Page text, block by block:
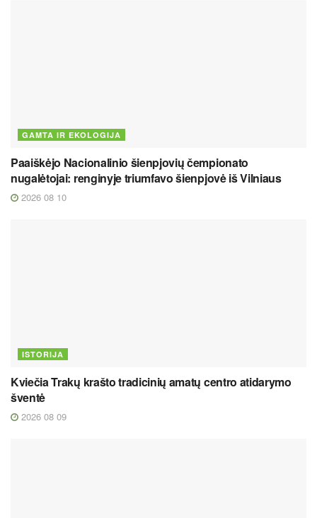
GAMTA IR EKOLOGIJA
Paaiškėjo Nacionalinio šienpjovių čempionato
nugalėtojai: renginyje triumfavo šienpjovė iš Vilniaus
2026 08 10
ISTORIJA
Kviečia Trakų krašto tradicinių amatų centro atidarymo
šventė
2026 08 09